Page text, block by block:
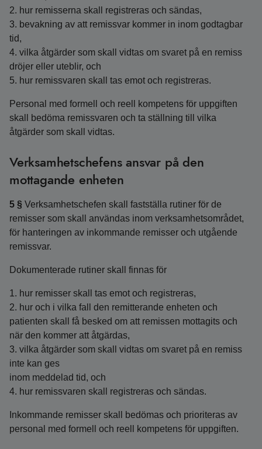
2. hur remisserna skall registreras och sändas,
3. bevakning av att remissvar kommer in inom godtagbar
tid,
4. vilka åtgärder som skall vidtas om svaret på en remiss
dröjer eller uteblir, och
5. hur remissvaren skall tas emot och registreras.
Personal med formell och reell kompetens för uppgiften
skall bedöma remissvaren och ta ställning till vilka
åtgärder som skall vidtas.
Verksamhetschefens ansvar på den
mottagande enheten
5 § Verksamhetschefen skall fastställa rutiner för de
remisser som skall användas inom verksamhetsområdet,
för hanteringen av inkommande remisser och utgående
remissvar.
Dokumenterade rutiner skall finnas för
1. hur remisser skall tas emot och registreras,
2. hur och i vilka fall den remitterande enheten och
patienten skall få besked om att remissen mottagits och
när den kommer att åtgärdas,
3. vilka åtgärder som skall vidtas om svaret på en remiss
inte kan ges
inom meddelad tid, och
4. hur remissvaren skall registreras och sändas.
Inkommande remisser skall bedömas och prioriteras av
personal med formell och reell kompetens för uppgiften.